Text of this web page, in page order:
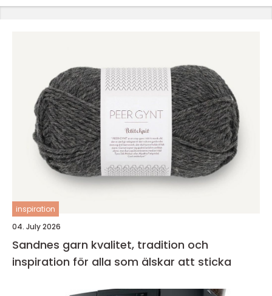
inspiration
04. July 2026
Sandnes garn kvalitet, tradition och
inspiration för alla som älskar att sticka